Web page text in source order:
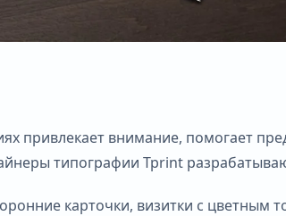
привлекает внимание, помогает
типографии Tprint
карточки, визитки с